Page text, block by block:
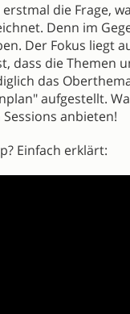
die Frage,
Denn im
Der Fokus liegt
dass die Themen
das
aufgestellt.
anbieten!
Einfach erklärt: